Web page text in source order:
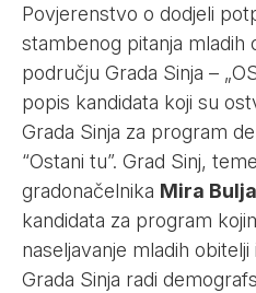
Povjerenstvo o dodjeli
stambenog pitanja mladih
području Grada Sinja –
popis kandidata koji su
Grada Sinja za program
“Ostani tu”. Grad Sinj,
gradonačelnika Mira Bulja
kandidata za program
naseljavanje mladih
Grada Sinja radi